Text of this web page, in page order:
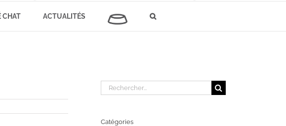
CHAT ACTUALITÉS
Rechercher:
Catégories